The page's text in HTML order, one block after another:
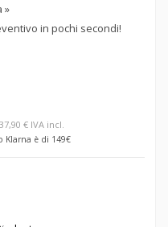
»
in pochi secondi!
€ IVA incl.
Klarna è di 149€